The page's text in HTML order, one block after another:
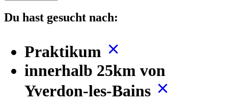
Du hast gesucht nach:
Praktikum
innerhalb 25km von
Yverdon-les-Bains